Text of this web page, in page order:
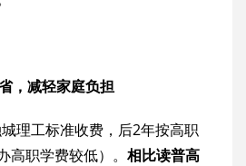
，减轻家庭负担
理工标准收费，后2年按高职
职学费较低）。 相比读普高